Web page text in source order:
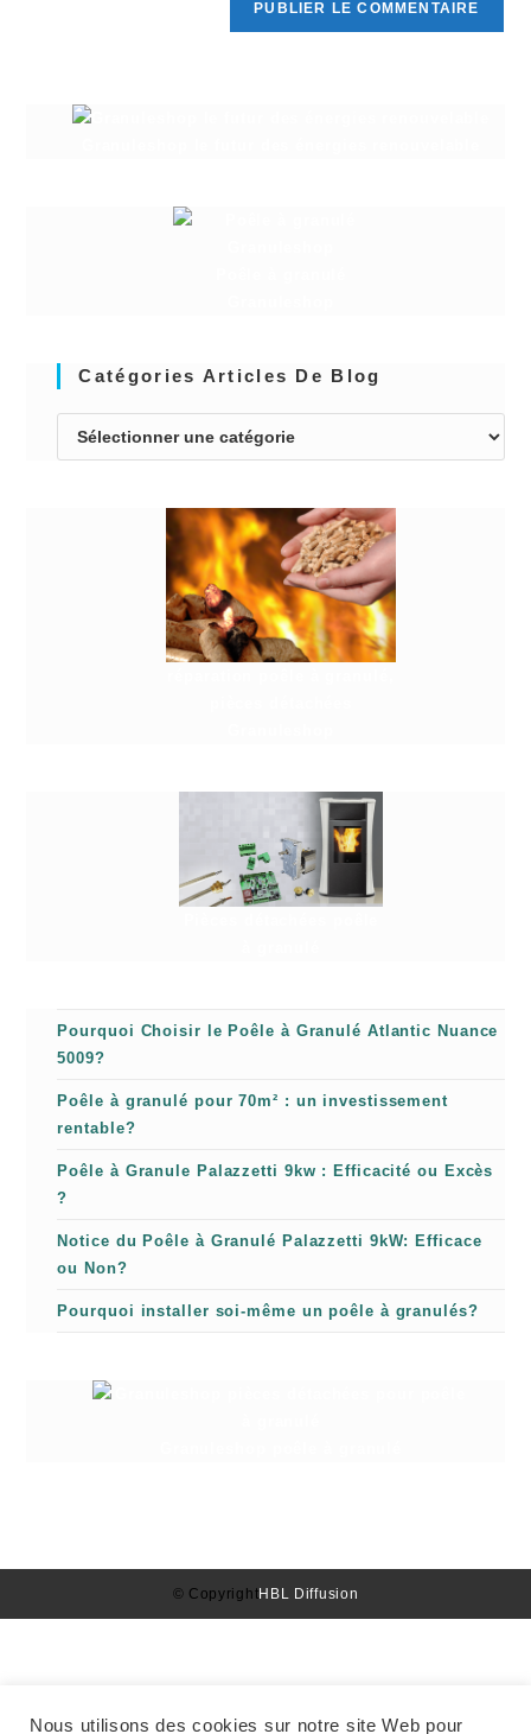
Catégories Articles De Blog
Pourquoi Choisir le Poêle à Granulé Atlantic Nuance
5009?
Poêle à granulé pour 70m² : un investissement
rentable?
Poêle à Granule Palazzetti 9kw : Efficacité ou Excès
?
Notice du Poêle à Granulé Palazzetti 9kW: Efficace
ou Non?
Pourquoi installer soi-même un poêle à granulés?
© CopyrightHBL Diffusion
Nous utilisons des cookies sur notre site Web pour